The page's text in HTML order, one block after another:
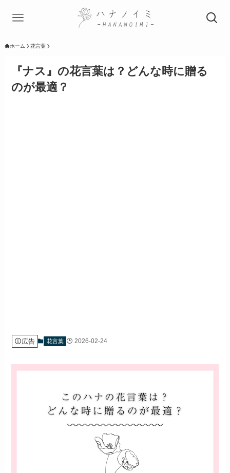
ホーム 花言葉
『ナス』の花言葉は？どんな時に贈る
のが最適？
広告 花言葉 2026-02-24